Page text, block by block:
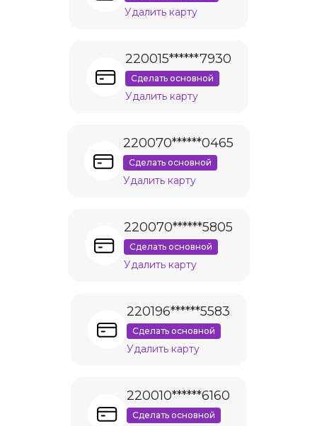
Удалить карту
220015******7930
Сделать основной
Удалить карту
220070******0465
Сделать основной
Удалить карту
220070******5805
Сделать основной
Удалить карту
220196******5583
Сделать основной
Удалить карту
220010******6160
Сделать основной